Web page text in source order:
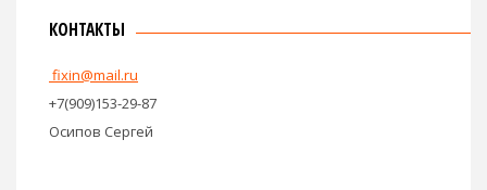
КОНТАКТЫ
fixin@mail.ru
+7(909)153-29-87
Осипов Сергей